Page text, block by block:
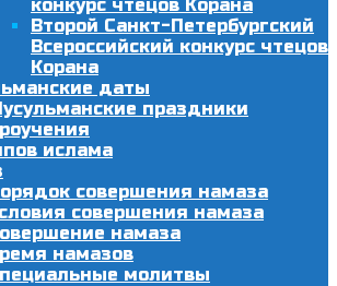
конкурс чтецов Корана
Второй Санкт-Петербургский
Всероссийский конкурс чтецов
Корана
даты
праздники
ислама
совершения намаза
совершения намаза
намаза
намазов
молитвы